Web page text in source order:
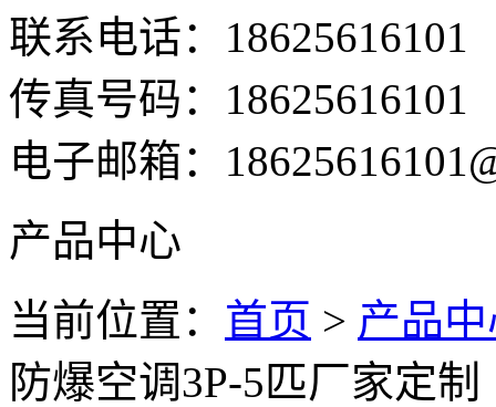
联系电话：18625616101
传真号码：18625616101
电子邮箱：
产品中心
当前位置： 首页 > 产品
防爆空调3P-5匹厂家定制